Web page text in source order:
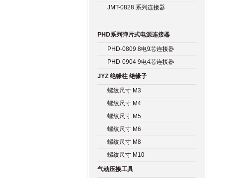
JMT-0828 系列连接器
PHD系列弹片式电源连接器
PHD-0809 8电9芯连接器
PHD-0904 9电4芯连接器
JYZ 绝缘柱 绝缘子
螺纹尺寸 M3
螺纹尺寸 M4
螺纹尺寸 M5
螺纹尺寸 M6
螺纹尺寸 M8
螺纹尺寸 M10
气动压接工具